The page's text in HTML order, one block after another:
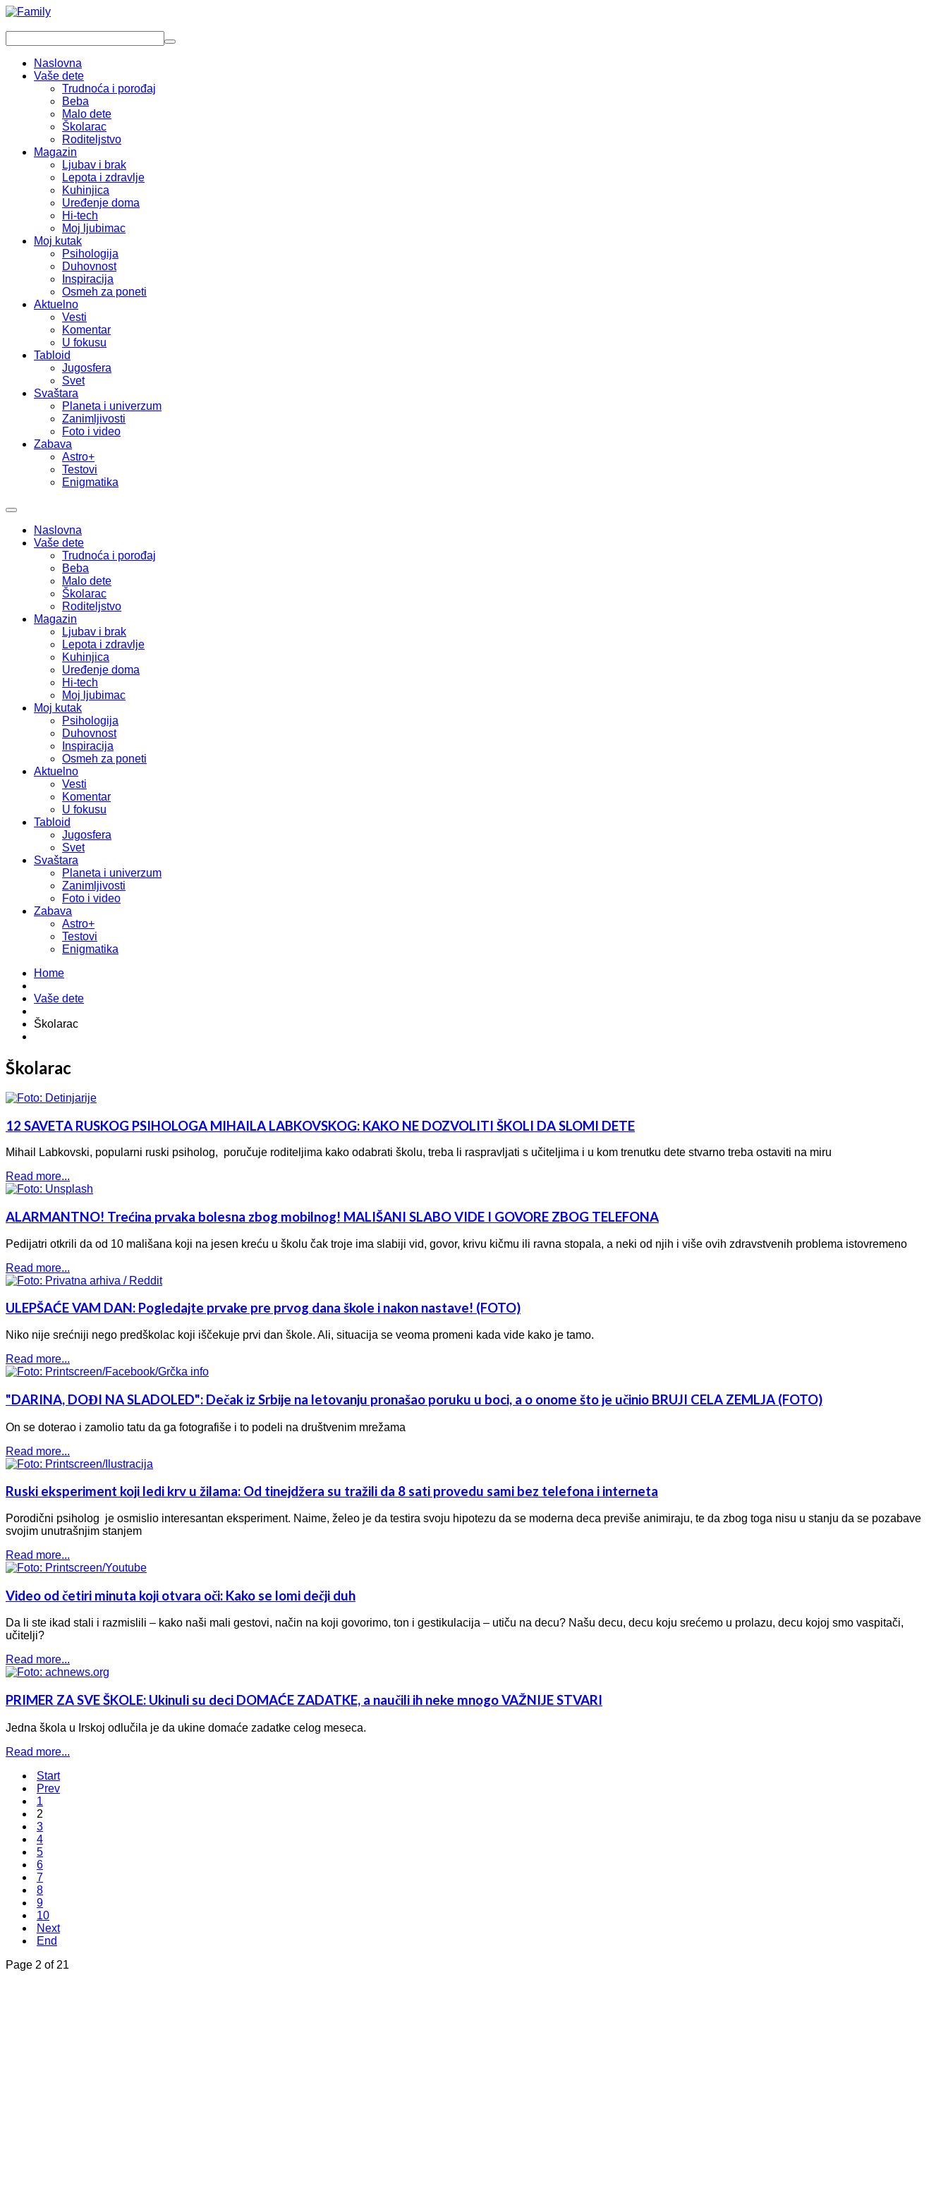
Naslovna
Vaše dete
Trudnoća i porođaj
Beba
Malo dete
Školarac
Roditeljstvo
Magazin
Ljubav i brak
Lepota i zdravlje
Kuhinjica
Uređenje doma
Hi-tech
Moj ljubimac
Moj kutak
Psihologija
Duhovnost
Inspiracija
Osmeh za poneti
Aktuelno
Vesti
Komentar
U fokusu
Tabloid
Jugosfera
Svet
Svaštara
Planeta i univerzum
Zanimljivosti
Foto i video
Zabava
Astro+
Testovi
Enigmatika
Naslovna
Vaše dete
Trudnoća i porođaj
Beba
Malo dete
Školarac
Roditeljstvo
Magazin
Ljubav i brak
Lepota i zdravlje
Kuhinjica
Uređenje doma
Hi-tech
Moj ljubimac
Moj kutak
Psihologija
Duhovnost
Inspiracija
Osmeh za poneti
Aktuelno
Vesti
Komentar
U fokusu
Tabloid
Jugosfera
Svet
Svaštara
Planeta i univerzum
Zanimljivosti
Foto i video
Zabava
Astro+
Testovi
Enigmatika
Home
Vaše dete
Školarac
Školarac
12 SAVETA RUSKOG PSIHOLOGA MIHAILA LABKOVSKOG: KAKO NE DOZVOLITI ŠKOLI DA SLOMI DETE
Mihail Labkovski, popularni ruski psiholog, poručuje roditeljima kako odabrati školu, treba li raspravljati s učiteljima i u kom trenutku dete stvarno treba ostaviti na miru
Read more...
ALARMANTNO! Trećina prvaka bolesna zbog mobilnog! MALIŠANI SLABO VIDE I GOVORE ZBOG TELEFONA
Pedijatri otkrili da od 10 mališana koji na jesen kreću u školu čak troje ima slabiji vid, govor, krivu kičmu ili ravna stopala, a neki od njih i više ovih zdravstvenih problema istovremeno
Read more...
ULEPŠAĆE VAM DAN: Pogledajte prvake pre prvog dana škole i nakon nastave! (FOTO)
Niko nije srećniji nego predškolac koji iščekuje prvi dan škole. Ali, situacija se veoma promeni kada vide kako je tamo.
Read more...
"DARINA, DOĐI NA SLADOLED": Dečak iz Srbije na letovanju pronašao poruku u boci, a o onome što je učinio BRUJI CELA ZEMLJA (FOTO)
On se doterao i zamolio tatu da ga fotografiše i to podeli na društvenim mrežama
Read more...
Ruski eksperiment koji ledi krv u žilama: Od tinejdžera su tražili da 8 sati provedu sami bez telefona i interneta
Porodični psiholog je osmislio interesantan eksperiment. Naime, želeo je da testira svoju hipotezu da se moderna deca previše animiraju, te da zbog toga nisu u stanju da se pozabave
svojim unutrašnjim stanjem
Read more...
Video od četiri minuta koji otvara oči: Kako se lomi dečji duh
Da li ste ikad stali i razmislili – kako naši mali gestovi, način na koji govorimo, ton i gestikulacija – utiču na decu? Našu decu, decu koju srećemo u prolazu, decu kojoj smo vaspitači,
učitelji?
Read more...
PRIMER ZA SVE ŠKOLE: Ukinuli su deci DOMAĆE ZADATKE, a naučili ih neke mnogo VAŽNIJE STVARI
Jedna škola u Irskoj odlučila je da ukine domaće zadatke celog meseca.
Read more...
Start
Prev
1
2
3
4
5
6
7
8
9
10
Next
End
Page 2 of 21